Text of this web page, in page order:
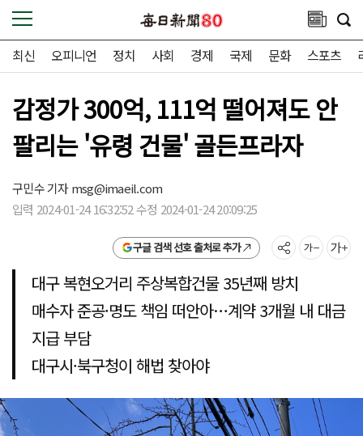
최신 오피니언 정치 사회 경제 국제 문화 스포츠
감정가 300억, 111억 떨어져도 안
팔리는 '유령 건물' 골든프라자
구민수 기자msg@imaeil.com
입력 2024-01-24 16:32:52 수정 2024-01-24 20:09:25
구글 검색 선호 출처로 추가
대구 복현오거리 주상복합건물 35년째 방치
매수자 준공·명도 책임 떠안아…계약 3개월 내 대금
지급 부담
대구시·북구청이 해법 찾아야